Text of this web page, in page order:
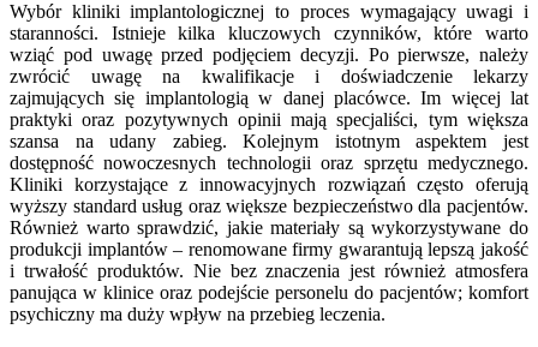
Wybór kliniki implantologicznej to proces wymagający uwagi i
staranności. Istnieje kilka kluczowych czynników, które warto
wziąć pod uwagę przed podjęciem decyzji. Po pierwsze, należy
zwrócić uwagę na kwalifikacje i doświadczenie lekarzy
zajmujących się implantologią w danej placówce. Im więcej lat
praktyki oraz pozytywnych opinii mają specjaliści, tym większa
szansa na udany zabieg. Kolejnym istotnym aspektem jest
dostępność nowoczesnych technologii oraz sprzętu medycznego.
Kliniki korzystające z innowacyjnych rozwiązań często oferują
wyższy standard usług oraz większe bezpieczeństwo dla pacjentów.
Również warto sprawdzić, jakie materiały są wykorzystywane do
produkcji implantów – renomowane firmy gwarantują lepszą jakość
i trwałość produktów. Nie bez znaczenia jest również atmosfera
panująca w klinice oraz podejście personelu do pacjentów; komfort
psychiczny ma duży wpływ na przebieg leczenia.